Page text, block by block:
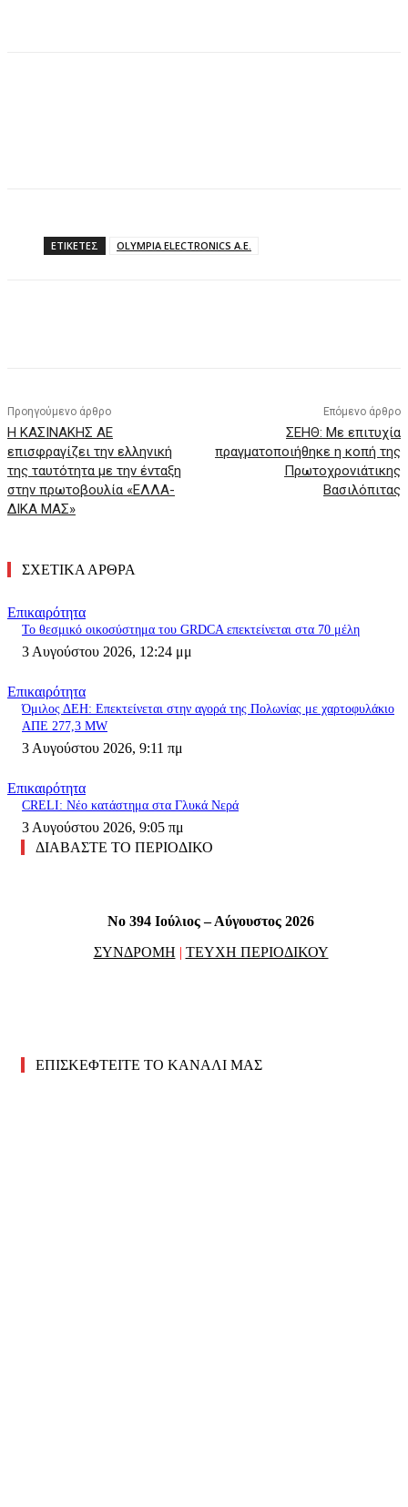
ΕΤΙΚΕΤΕΣ OLYMPIA ELECTRONICS A.E.
Προηγούμενο άρθρο
Η ΚΑΣΙΝΑΚΗΣ ΑΕ
επισφραγίζει την ελληνική
της ταυτότητα με την ένταξη
στην πρωτοβουλία «ΕΛΛΑ-
ΔΙΚΑ ΜΑΣ»
Επόμενο άρθρο
ΣΕΗΘ: Με επιτυχία
πραγματοποιήθηκε η κοπή της
Πρωτοχρονιάτικης
Βασιλόπιτας
ΣΧΕΤΙΚΑ ΑΡΘΡΑ
Επικαιρότητα
Το θεσμικό οικοσύστημα του GRDCA επεκτείνεται στα 70 μέλη
3 Αυγούστου 2026, 12:24 μμ
Επικαιρότητα
Όμιλος ΔΕΗ: Επεκτείνεται στην αγορά της Πολωνίας με χαρτοφυλάκιο
ΑΠΕ 277,3 MW
3 Αυγούστου 2026, 9:11 πμ
Επικαιρότητα
CRELI: Νέο κατάστημα στα Γλυκά Νερά
3 Αυγούστου 2026, 9:05 πμ
ΔΙΑΒΑΣΤΕ ΤΟ ΠΕΡΙΟΔΙΚΟ
No 394 Ιούλιος – Αύγουστος 2026
ΣΥΝΔΡΟΜΗ | ΤΕΥΧΗ ΠΕΡΙΟΔΙΚΟΥ
ΕΠΙΣΚΕΦΤΕΙΤΕ ΤΟ ΚΑΝΑΛΙ ΜΑΣ